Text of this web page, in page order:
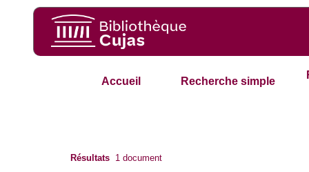
Accueil Recherche simple
Résultats 1 document